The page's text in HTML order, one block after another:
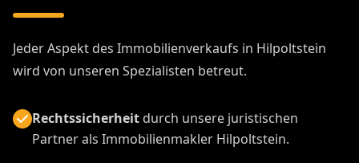
Jeder Aspekt des Immobilienverkaufs in Hilpoltstein
wird von unseren Spezialisten betreut.
Rechtssicherheitdurch unsere juristischen
Partner als Immobilienmakler Hilpoltstein.